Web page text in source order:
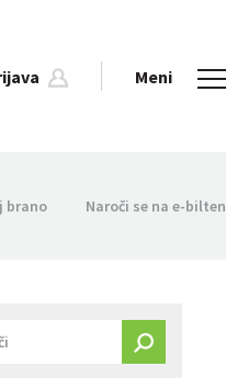
Meni
brano Naroči se na e-bilten